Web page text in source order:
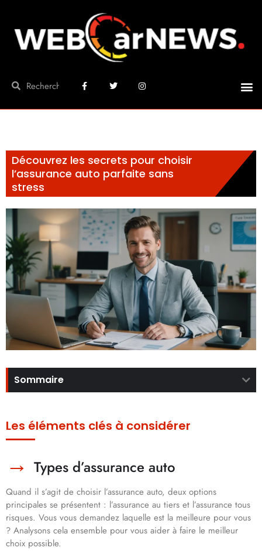
Découvrez les secrets pour choisir
l’assurance auto parfaite sans
stress
Sommaire
Les éléments clés à considérer
Types d’assurance auto
Quand il s’agit de choisir l’assurance auto, deux options
principales se présentent : l’assurance au tiers et l’assurance tous
risques. Vous vous demandez laquelle est la meilleure pour vous
? Analysons cela ensemble pour vous aider à faire le meilleur
choix possible.